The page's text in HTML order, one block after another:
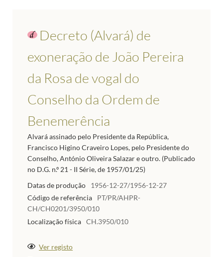
Decreto (Alvará) de
exoneração de João Pereira
da Rosa de vogal do
Conselho da Ordem de
Benemerência
Alvará assinado pelo Presidente da República,
Francisco Higino Craveiro Lopes, pelo Presidente do
Conselho, António Oliveira Salazar e outro. (Publicado
no D.G. n.º 21 - II Série, de 1957/01/25)
Datas de produção
1956-12-27/1956-12-27
Código de referência
PT/PR/AHPR-
CH/CH0201/3950/010
Localização física CH.3950/010
Ver registo